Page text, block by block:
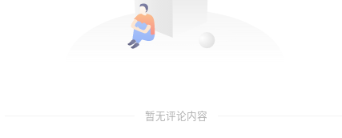
暂无评论内容